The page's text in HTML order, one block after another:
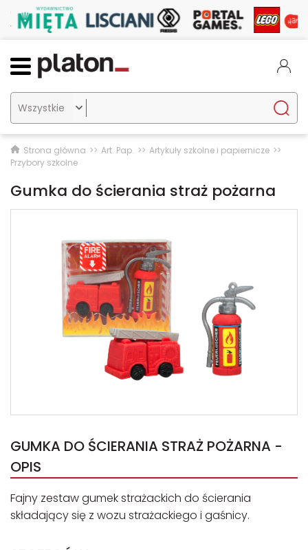

Strona główna Art. Pap.
Artykuły szkolne i papiernicze
Przybory szkolne
Gumka do ścierania straż pożarna
GUMKA DO ŚCIERANIA STRAŻ POŻARNA -
OPIS
Fajny zestaw gumek strażackich do ścierania
składający się z wozu strażackiego i gaśnicy.